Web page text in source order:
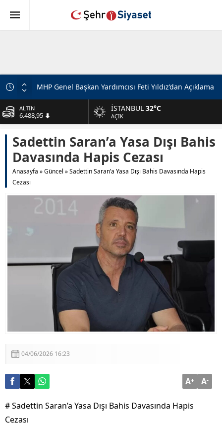
MHP Genel Başkan Yardımcısı Feti Yıldız’dan Açıklama
Beştepe’de Cumhur İttifakı Zirvesi
MHP Genel Başkan Yardımcısı Topsakal: Avrupa’nın
Güvenliği Türkiye’siz Düşünülmez
Türkiye-Suriye İlişkilerinin Geleceği: Ortak Basın
Gabar’da Petrol Üretiminde Yeni Rekor
Adalet Bakanı Akın Gürlek: “Terörsüz Türkiye 86
Milyonun Ortak Hedefidir”
Devlet Bahçeli’den Erzincanlılara Selam Mesajı
Milli Savunma Bakanlığı’ndan ‘Terörsüz Türkiye’
ALTIN
6.488,95
13.798,82
DOLAR
47,5939
EURO
İSTANBUL32°C
AÇIK
Sadettin Saran’a Yasa Dışı Bahis
Davasında Hapis Cezası
Anasayfa »Güncel »Sadettin Saran’a Yasa Dışı Bahis Davasında Hapis
Cezası
04/06/2026 16:23
A+ A-
# Sadettin Saran’a Yasa Dışı Bahis Davasında Hapis
Cezası